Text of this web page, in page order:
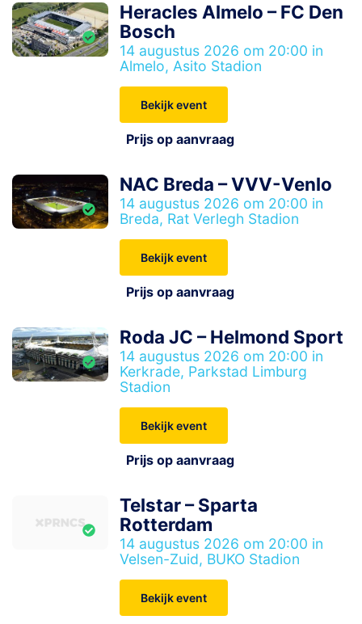
Heracles Almelo – FC Den
Bosch
14 augustus 2026 om 20:00 in
Almelo, Asito Stadion
Bekijk event
Prijs op aanvraag
NAC Breda – VVV-Venlo
14 augustus 2026 om 20:00 in
Breda, Rat Verlegh Stadion
Bekijk event
Prijs op aanvraag
Roda JC – Helmond Sport
14 augustus 2026 om 20:00 in
Kerkrade, Parkstad Limburg
Stadion
Bekijk event
Prijs op aanvraag
Telstar – Sparta
Rotterdam
14 augustus 2026 om 20:00 in
Velsen-Zuid, BUKO Stadion
Bekijk event